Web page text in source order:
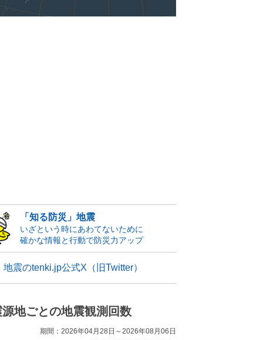
「知る防災」地震
いざという時にあわてないために
確かな情報と行動で防災力アップ
地震のtenki.jp公式X（旧Twitter）
源地ごとの地震観測回数
期間：2026年04月28日～2026年08月06日